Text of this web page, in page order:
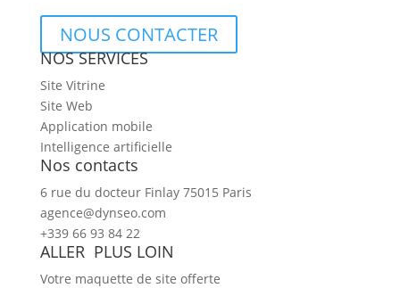
NOUS CONTACTER
NOS SERVICES
Site Vitrine
Site Web
Application mobile
Intelligence artificielle
Nos contacts
6 rue du docteur Finlay 75015 Paris
agence@dynseo.com
+339 66 93 84 22
ALLER PLUS LOIN
Votre maquette de site offerte